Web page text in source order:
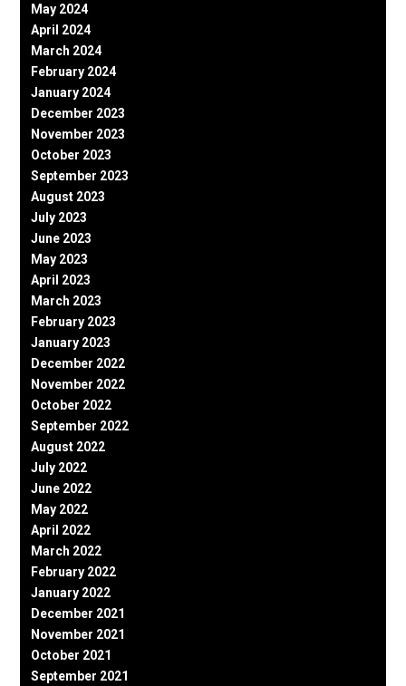
May 2024
April 2024
March 2024
February 2024
January 2024
December 2023
November 2023
October 2023
September 2023
August 2023
July 2023
June 2023
May 2023
April 2023
March 2023
February 2023
January 2023
December 2022
November 2022
October 2022
September 2022
August 2022
July 2022
June 2022
May 2022
April 2022
March 2022
February 2022
January 2022
December 2021
November 2021
October 2021
September 2021